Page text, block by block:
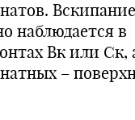
Вскипание
наблюдается в
Вк или Ск,
–